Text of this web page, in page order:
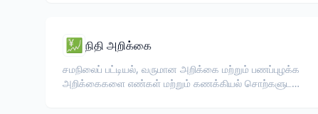
💹 நிதி அறிக்கை
சமநிலைப் பட்டியல், வருமான அறிக்கை மற்றும் பணப்புழக்க
அறிக்கைகளை எண்கள் மற்றும் கணக்கியல் சொற்களுடன்